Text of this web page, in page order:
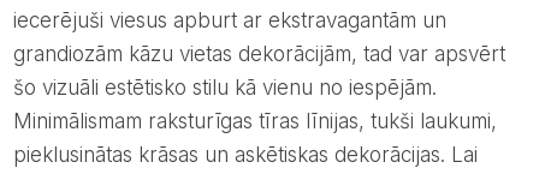
iecerējuši viesus apburt ar ekstravagantām un
grandiozām kāzu vietas dekorācijām, tad var apsvērt
šo vizuāli estētisko stilu kā vienu no iespējām.
Minimālismam raksturīgas tīras līnijas, tukši laukumi,
pieklusinātas krāsas un askētiskas dekorācijas. Lai